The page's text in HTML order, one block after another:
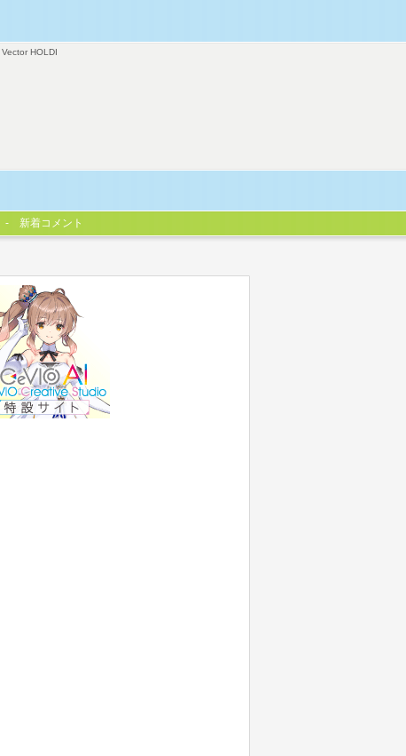
Vector HOLDI
新着コメント